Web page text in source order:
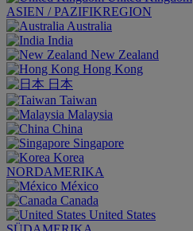
ASIEN / PAZIFIKREGION
Australia
India
New Zealand
Hong Kong
日本
Taiwan
Malaysia
China
Singapore
Korea
NORDAMERIKA
México
Canada
United States